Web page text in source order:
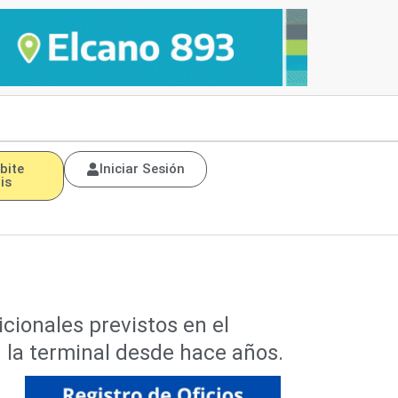
Iniciar Sesión
previstos en el
terminal desde hace años.